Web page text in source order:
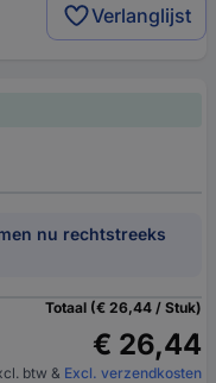
Verlanglijst
nu rechtstreeks
Totaal (€ 26,44 / Stuk)
€ 26,44
btw & Excl. verzendkosten